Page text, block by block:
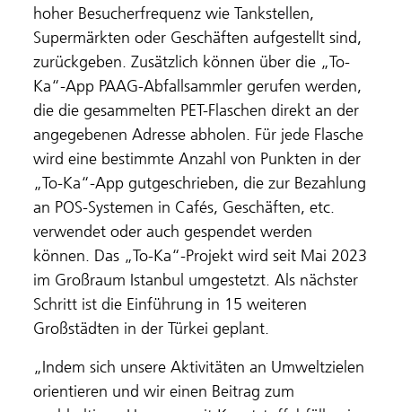
hoher Besucherfrequenz wie Tankstellen,
Supermärkten oder Geschäften aufgestellt sind,
zurückgeben. Zusätzlich können über die „To-
Ka“-App PAAG-Abfallsammler gerufen werden,
die die gesammelten PET-Flaschen direkt an der
angegebenen Adresse abholen. Für jede Flasche
wird eine bestimmte Anzahl von Punkten in der
„To-Ka“-App gutgeschrieben, die zur Bezahlung
an POS-Systemen in Cafés, Geschäften, etc.
verwendet oder auch gespendet werden
können. Das „To-Ka“-Projekt wird seit Mai 2023
im Großraum Istanbul umgestetzt. Als nächster
Schritt ist die Einführung in 15 weiteren
Großstädten in der Türkei geplant.
„Indem sich unsere Aktivitäten an Umweltzielen
orientieren und wir einen Beitrag zum